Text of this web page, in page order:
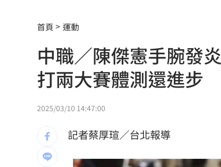
被目擊現身三總直腸科 67歲徐乃麟證
南澳住宅火警2童自行逃生 消防救受
高雄漁船誤捕革龜 海巡吊車救援上岸
陳佩琪：柯文哲抱怨電子手環「充電不
富邦交手統一延賽 新洋投瑪蒂斯首秀
首頁 運動
中職／陳傑憲手腕發
打兩大賽體測還進步
2025/03/10 14:47:00
記者蔡厚瑄／台北報導